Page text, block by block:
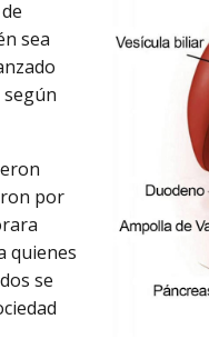
sea
según
por
quienes
se